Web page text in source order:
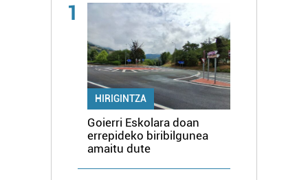
1
HIRIGINTZA
Goierri Eskolara doan
errepideko biribilgunea
amaitu dute